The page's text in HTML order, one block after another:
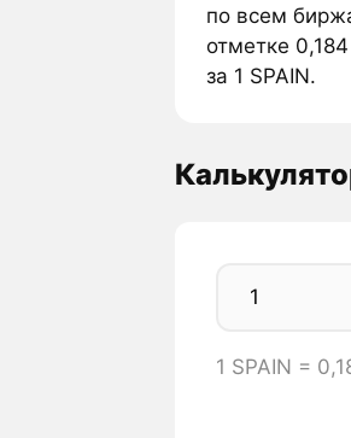
по всем
отметке
за 1 SPAIN.
1 SPAIN =